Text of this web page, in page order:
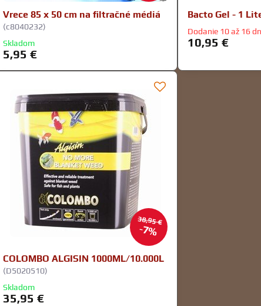
Vrece 85 x 50 cm na filtračné médiá
(c8040232)
Skladom
5,95 €
Bacto Gel - 1
Dodanie 10 až 16
10,95 €
38,95 €
7%
COLOMBO ALGISIN 1000ML/10.000L
(D5020510)
Skladom
35,95 €